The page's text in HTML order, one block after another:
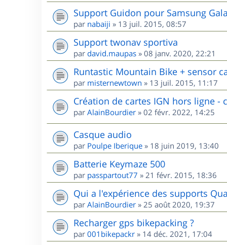
Support Guidon pour Samsung
par nabaiji » 13 juil. 2015, 08:57
Support twonav sportiva
par david.maupas » 08 janv. 2020, 22:21
Runtastic Mountain Bike + sensor
par misternewtown » 13 juil. 2015, 11:17
Création de cartes IGN hors ligne -
par AlainBourdier » 02 févr. 2022, 14:25
Casque audio
par Poulpe Iberique » 18 juin 2019, 13:40
Batterie Keymaze 500
par passpartout77 » 21 févr. 2015, 18:36
Qui a l'expérience des supports
par AlainBourdier » 25 août 2020, 19:37
Recharger gps bikepacking ?
par 001bikepackr » 14 déc. 2021, 17:04